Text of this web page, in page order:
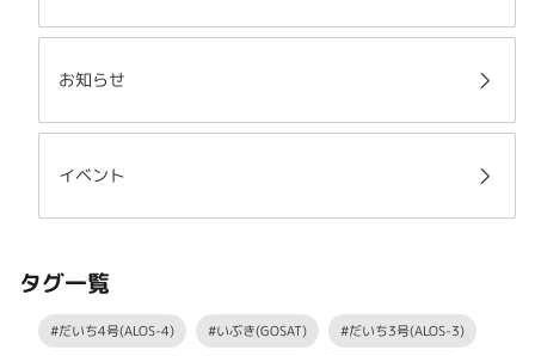
お知らせ
イベント
タグ一覧
#だいち4号(ALOS-4) #いぶき(GOSAT) #だいち3号(ALOS-3)